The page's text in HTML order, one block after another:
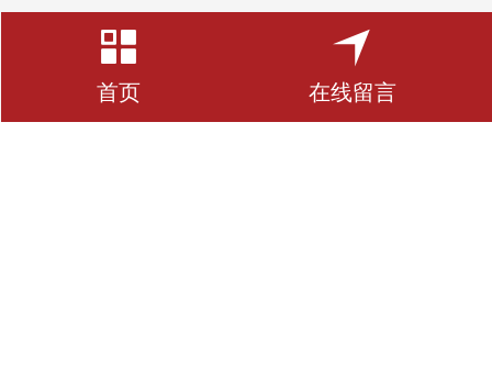
首页 在线留言